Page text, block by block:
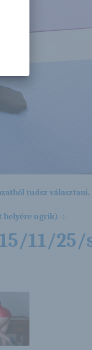
tudsz
helyére ugrik) -:-
11/25/